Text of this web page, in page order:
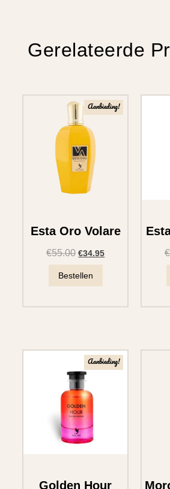
Gerelateerde
Aanbieding!
Esta Oro Volare
€55.00 €34.95
Bestellen
€
Aanbieding!
Golden Hour